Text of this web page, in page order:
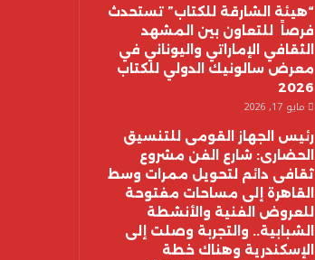
“هيئة الشارقة للكتاب” تستحدث
فرصاً للتعاون بين المشهد
الثقافي الإماراتي واليوناني في
معرض سالونيك الدولي للكتاب
2026
مايو 17, 2026
رئيس الجهاز القومى للتنسيق
الحضارى: شارع الفن مشروع
ثقافى دائم لتحويل ممرات وسط
القاهرة إلى مساحات مفتوحة
للعروض الفنية والأنشطة
الشبابية.. والتجربة وصلت إلى
الإسكندرية وهناك خطة